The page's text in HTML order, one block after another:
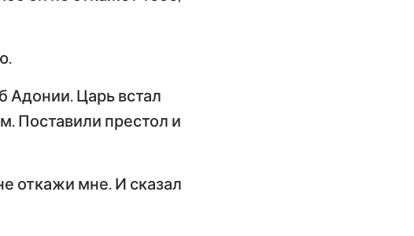
Адонии. Царь встал
Поставили престол и
откажи мне. И сказал